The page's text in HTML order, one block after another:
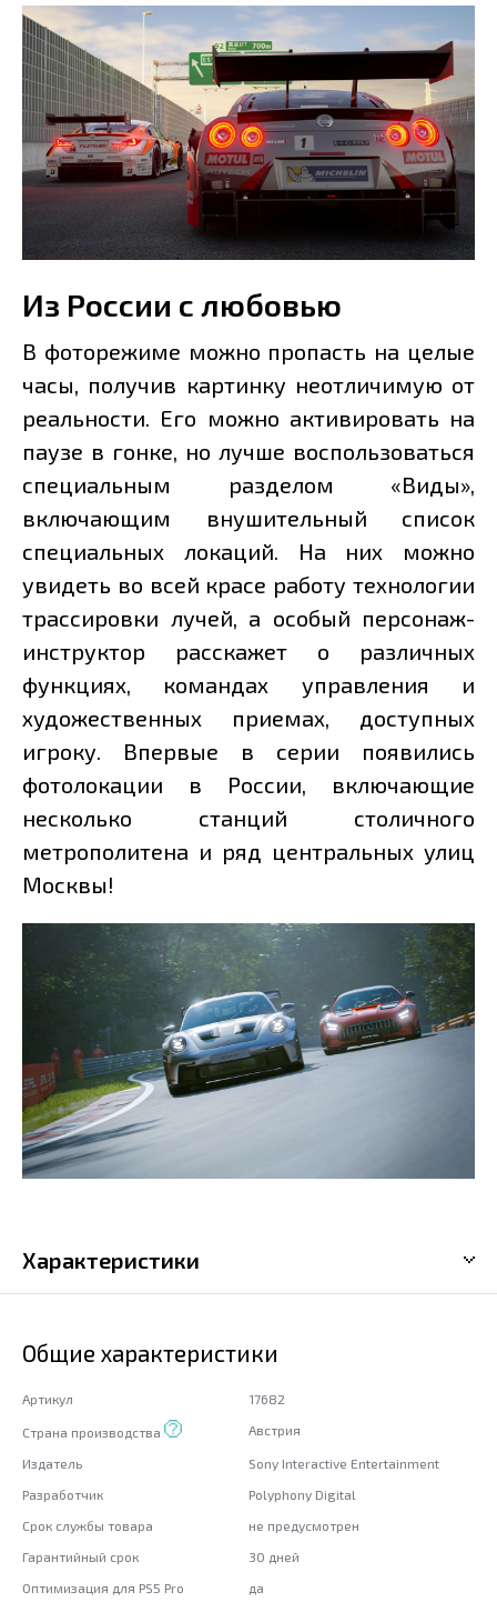
Из России с любовью
В фоторежиме можно пропасть на целые
часы, получив картинку неотличимую от
реальности. Его можно активировать на
паузе в гонке, но лучше воспользоваться
специальным разделом «Виды»,
включающим внушительный список
специальных локаций. На них можно
увидеть во всей красе работу технологии
трассировки лучей, а особый персонаж-
инструктор расскажет о различных
функциях, командах управления и
художественных приемах, доступных
игроку. Впервые в серии появились
фотолокации в России, включающие
несколько станций столичного
метрополитена и ряд центральных улиц
Москвы!
Характеристики
Общие характеристики
Артикул 17682
Страна производства Австрия
Издатель
Sony Interactive Entertainment
Разработчик
Polyphony Digital
Срок службы товара
не предусмотрен
Гарантийный срок
30 дней
Оптимизация для PS5 Pro
да